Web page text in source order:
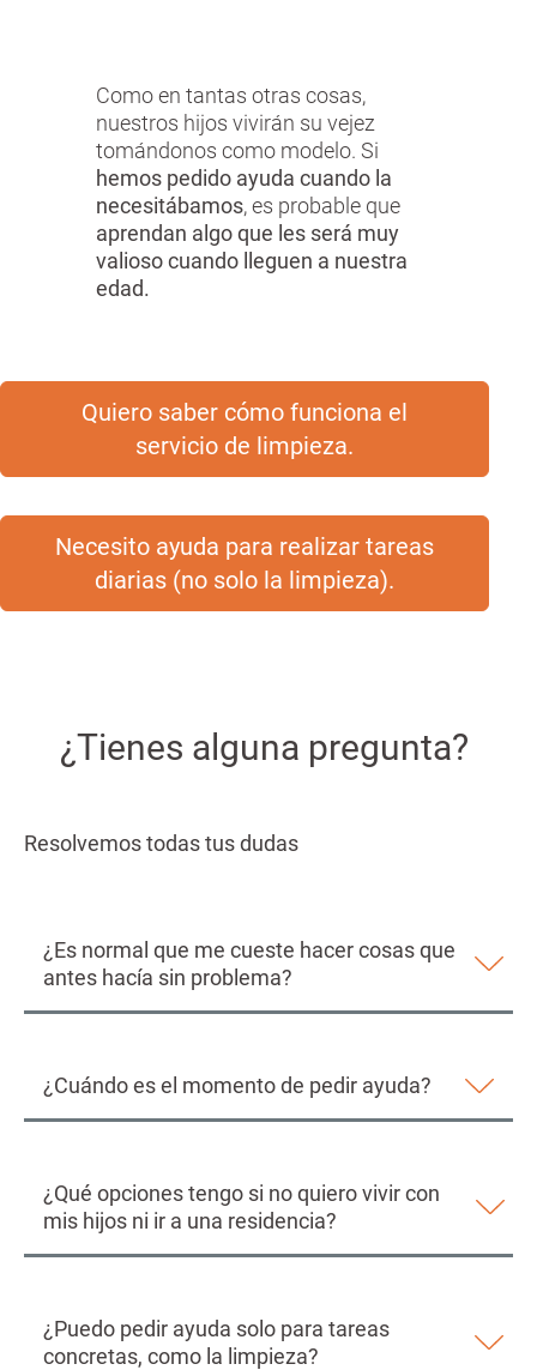
Como en tantas otras cosas,
nuestros hijos vivirán su vejez
tomándonos como modelo. Si
hemos pedido ayuda cuando la
necesitábamos, es probable que
aprendan algo que les será muy
valioso cuando lleguen a nuestra
edad.
Quiero saber cómo funciona el
servicio de limpieza.
Necesito ayuda para realizar tareas
diarias (no solo la limpieza).
¿Tienes alguna pregunta?
Resolvemos todas tus dudas
¿Es normal que me cueste hacer cosas que
antes hacía sin problema?
¿Cuándo es el momento de pedir ayuda?
¿Qué opciones tengo si no quiero vivir con
mis hijos ni ir a una residencia?
¿Puedo pedir ayuda solo para tareas
concretas, como la limpieza?